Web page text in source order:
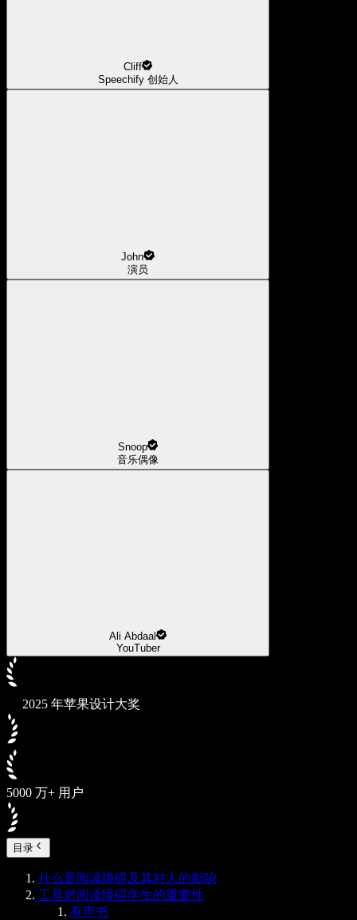
Cliff
Speechify 创始人
John
演员
Snoop
音乐偶像
Ali Abdaal
YouTuber
2025 年苹果设计大奖
5000 万+ 用户
目录
什么是阅读障碍及其对人的影响
工具对阅读障碍学生的重要性
有声书